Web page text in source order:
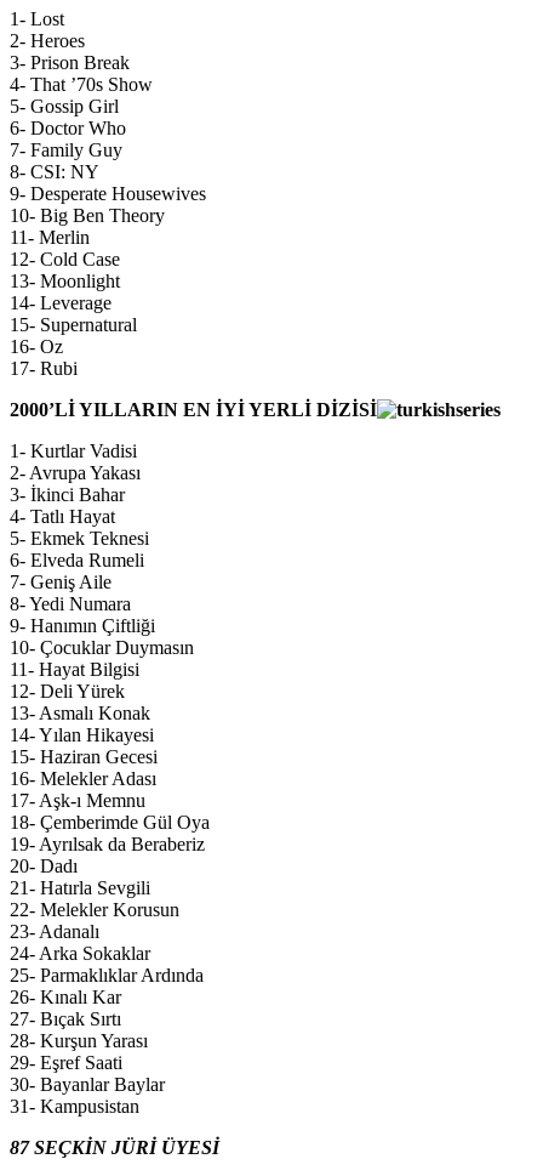
1- Lost
2- Heroes
3- Prison Break
4- That ’70s Show
5- Gossip Girl
6- Doctor Who
7- Family Guy
8- CSI: NY
9- Desperate Housewives
10- Big Ben Theory
11- Merlin
12- Cold Case
13- Moonlight
14- Leverage
15- Supernatural
16- Oz
17- Rubi
2000’Lİ YILLARIN EN İYİ YERLİ DİZİSİ
1- Kurtlar Vadisi
2- Avrupa Yakası
3- İkinci Bahar
4- Tatlı Hayat
5- Ekmek Teknesi
6- Elveda Rumeli
7- Geniş Aile
8- Yedi Numara
9- Hanımın Çiftliği
10- Çocuklar Duymasın
11- Hayat Bilgisi
12- Deli Yürek
13- Asmalı Konak
14- Yılan Hikayesi
15- Haziran Gecesi
16- Melekler Adası
17- Aşk-ı Memnu
18- Çemberimde Gül Oya
19- Ayrılsak da Beraberiz
20- Dadı
21- Hatırla Sevgili
22- Melekler Korusun
23- Adanalı
24- Arka Sokaklar
25- Parmaklıklar Ardında
26- Kınalı Kar
27- Bıçak Sırtı
28- Kurşun Yarası
29- Eşref Saati
30- Bayanlar Baylar
31- Kampusistan
87 SEÇKİN JÜRİ ÜYESİ